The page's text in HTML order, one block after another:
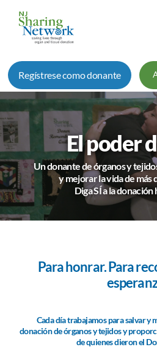
de
Intercambio
de
Nueva
Jersey
Regístrese como donante
El poder
Un donante de órganos y
y mejorar la vida de más
Diga SÍ a la
Para honrar. Para
Cada día trabajamos para salvar y
donación de órganos y tejidos y
de quienes dieron el